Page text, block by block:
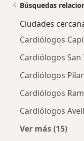
Búsquedas
Ciudades
Cardiólogos
Cardiólogos San
Cardiólogos Pilar
Cardiólogos
Cardiólogos
Ver más (15)